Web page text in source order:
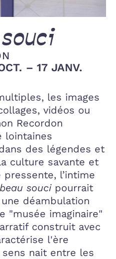
– 17 JANV.
les images
vidéos ou
Recordon
lointaines
des légendes et
culture savante et
pressente, l’intime
soucipourrait
déambulation
"musée imaginaire"
construit avec
l'ère
nait entre les